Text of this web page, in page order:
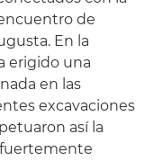
de
En la
erigido una
en las
excavaciones
así la